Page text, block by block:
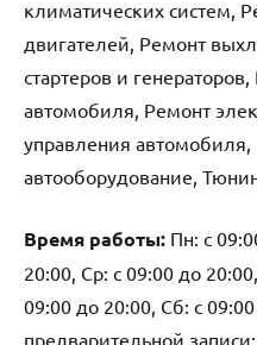
климатических систем,
двигателей, Ремонт
стартеров и
автомобиля, Ремонт
управления
автооборудование,
Время работы: Пн: с
20:00, Ср: с 09:00 до
09:00 до 20:00, Сб: с
предварительной